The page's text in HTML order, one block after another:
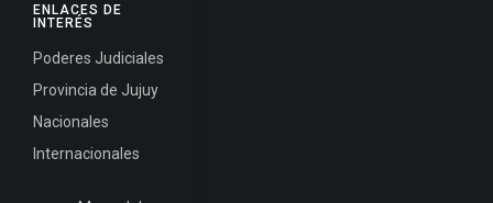
ENLACES DE
INTERÉS
Poderes Judiciales
Provincia de Jujuy
Nacionales
Internacionales